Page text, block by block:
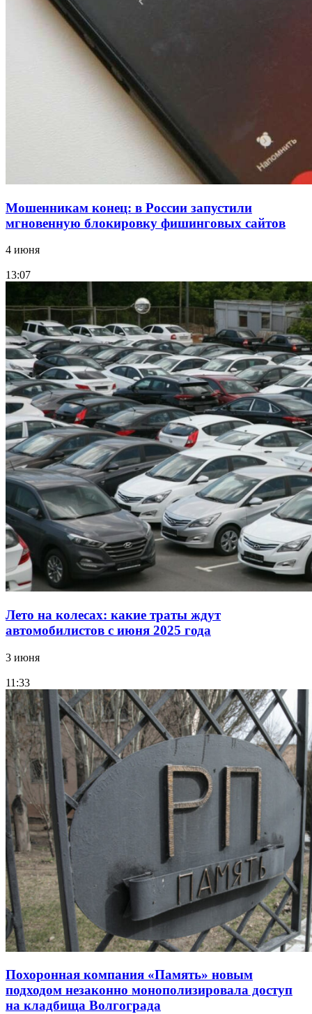
парке прошёл фестиваль „Арбузный переполох“
Волгоградские компании нарастили экспорт:
заключены контракты на 3,6 млн долларов
Мошенникам конец: в России запустили
мгновенную блокировку фишинговых сайтов
4 июня
13:07
Лето на колесах: какие траты ждут
автомобилистов с июня 2025 года
3 июня
11:33
Похоронная компания «Память» новым
подходом незаконно монополизировала доступ
на кладбища Волгограда